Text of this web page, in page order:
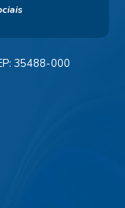
35488-000